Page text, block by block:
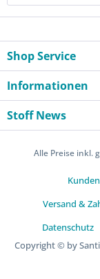
Shop Service
Informationen
Stoff News
Alle Preise inkl.
Versand &
Datenschutz
Copyright © by Santi